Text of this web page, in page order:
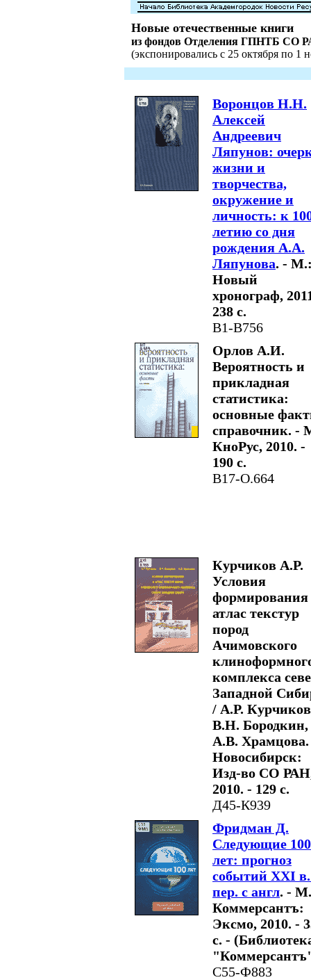
Новые отечественные книги
из фондов Отделения ГПНТБ СО
(экспонировались с 25 октября по 1
Воронцов Н.Н.
Алексей
Андреевич
Ляпунов:
жизни и
творчества,
окружение и
личность: к
летию со дня
рождения А.А.
Ляпунова. -
Новый
хронограф,
238 с.
В1-В756
Орлов А.И.
Вероятность и
прикладная
статистика:
основные
справочник. -
КноРус, 2010. -
190 с.
В17-О.664
Курчиков А.Р.
Условия
формирования
атлас текстур
пород
Ачимовского
комплекса
Западной
/ А.Р.
В.Н. Бородкин,
А.В.
Новосибирск:
Изд-во СО
2010. - 129 с.
Д45-К939
Фридман Д.
Следующие 100
лет: прогноз
событий XXI
пер. с англ. -
Коммерсантъ:
Эксмо, 2010. -
с. -
С55-Ф883